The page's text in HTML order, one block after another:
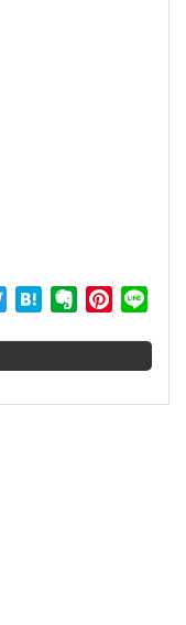
t
t
e
n
r
n
t
e
n
e